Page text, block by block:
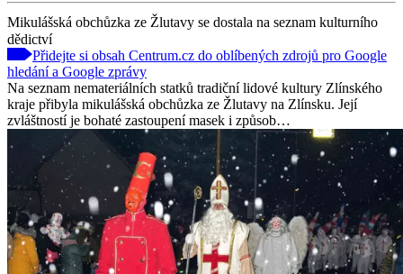
Mikulášská obchůzka ze Žlutavy se dostala na seznam kulturního
dědictví
Přidejte si obsah Centrum.cz do oblíbených zdrojů pro Google
hledání a Google zprávy
Na seznam nemateriálních statků tradiční lidové kultury Zlínského
kraje přibyla mikulášská obchůzka ze Žlutavy na Zlínsku. Její
zvláštností je bohaté zastoupení masek i způsob…